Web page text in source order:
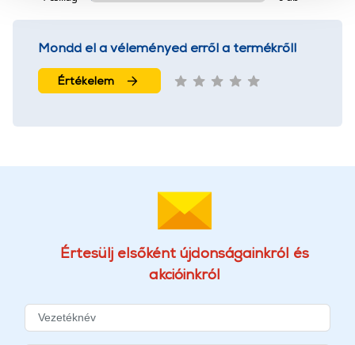
használatával Ön elfogadja a cookie-k használatát.
Mondd el a véleményed erről a termékről!
Értékelem
Értesülj elsőként újdonságainkról és
akcióinkról